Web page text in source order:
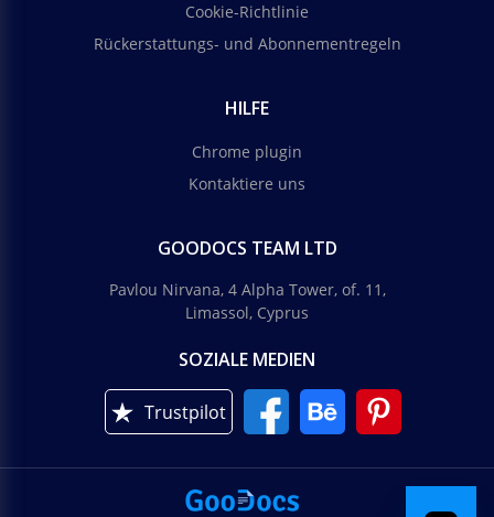
Cookie-Richtlinie
Rückerstattungs- und Abonnementregeln
HILFE
Chrome plugin
Kontaktiere uns
GOODOCS TEAM LTD
Pavlou Nirvana, 4 Alpha Tower, of. 11,
Limassol, Cyprus
SOZIALE MEDIEN
Trustpilot